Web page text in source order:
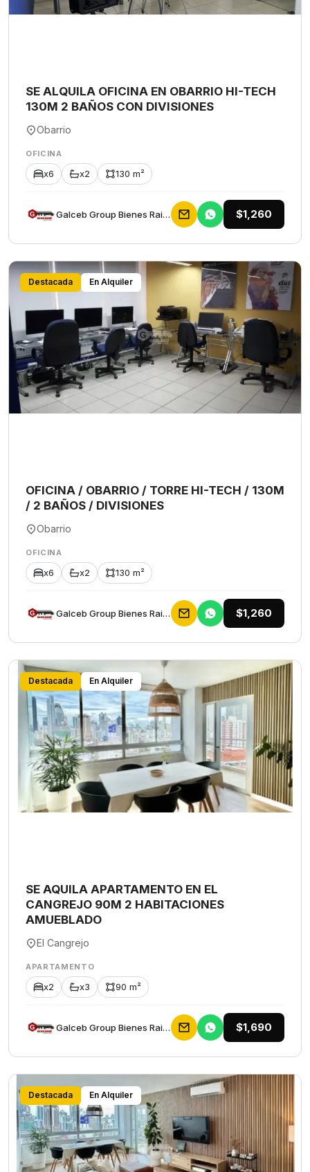
SE ALQUILA OFICINA EN OBARRIO HI-TECH
130M 2 BAÑOS CON DIVISIONES
Obarrio
OFICINA
x6 x2 130 m²
Galceb Group Bienes Raices $1,260
Destacada En Alquiler
OFICINA / OBARRIO / TORRE HI-TECH / 130M
/ 2 BAÑOS / DIVISIONES
Obarrio
OFICINA
x6 x2 130 m²
Galceb Group Bienes Raices $1,260
Destacada En Alquiler
SE AQUILA APARTAMENTO EN EL
CANGREJO 90M 2 HABITACIONES
AMUEBLADO
El Cangrejo
APARTAMENTO
x2 x3 90 m²
Galceb Group Bienes Raices $1,690
Destacada En Alquiler